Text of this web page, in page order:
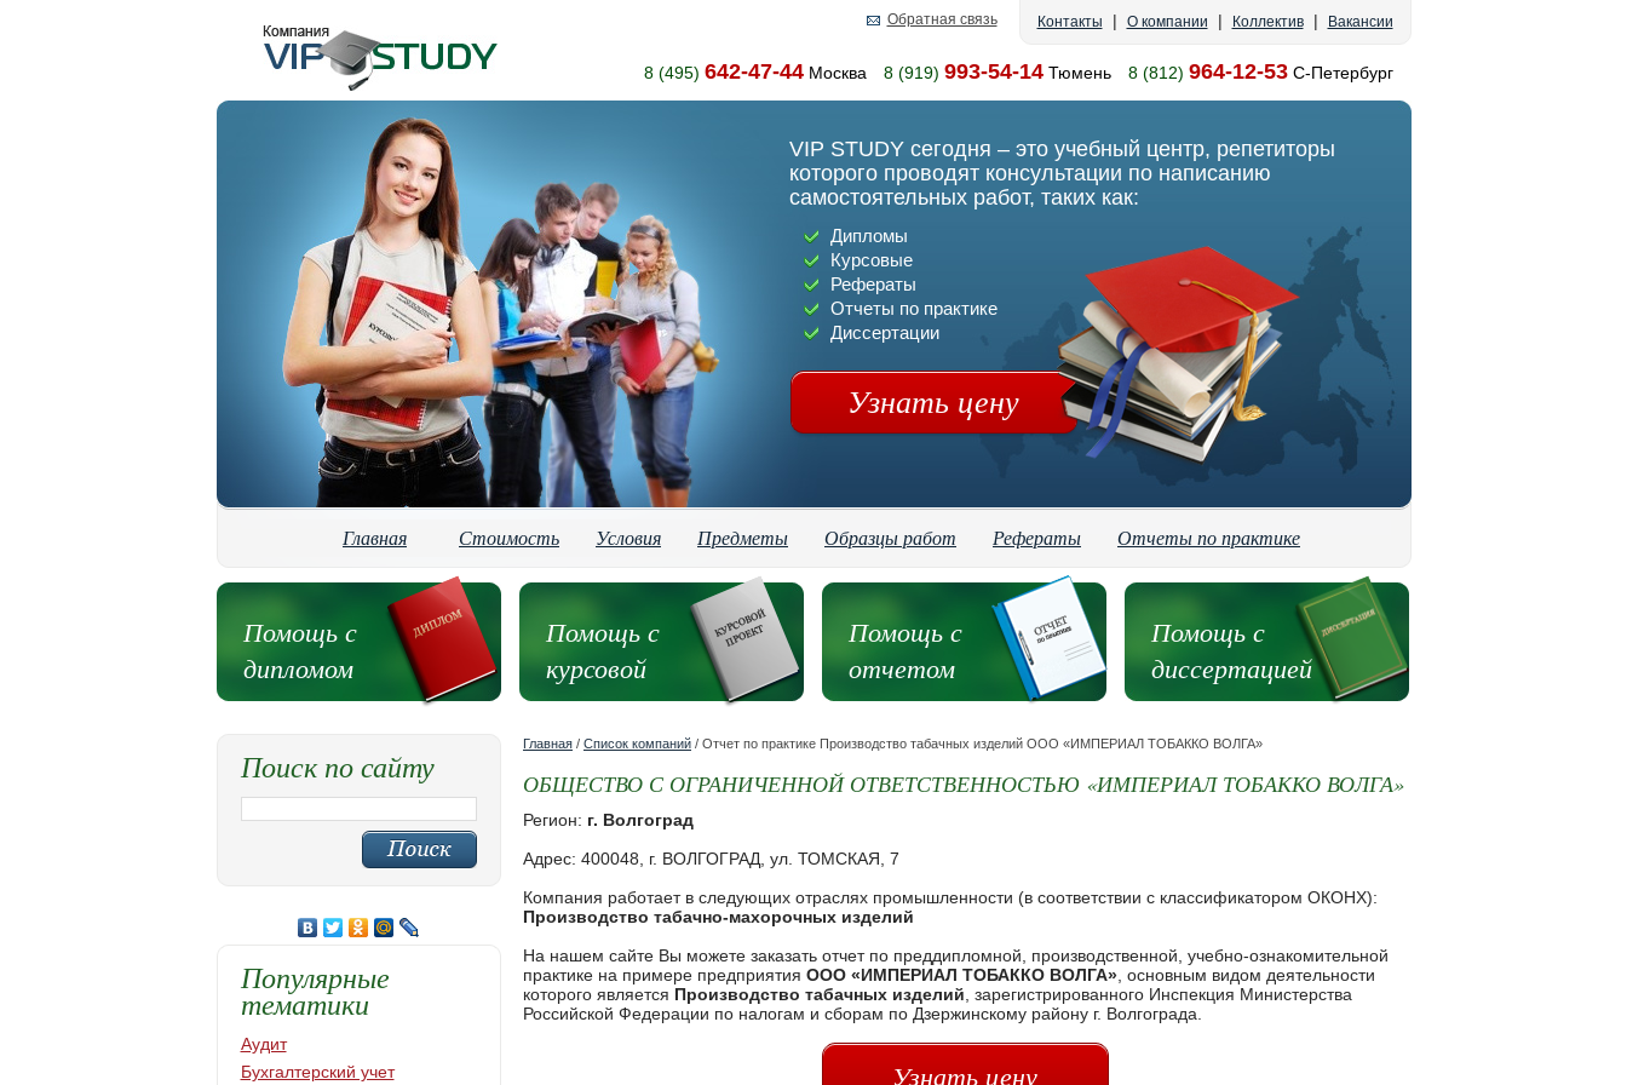
Контакты | О компании | Коллектив| Вакансии
Обратная связь
8 (495) 642-47-44Москва 8 (919) 993-54-14Тюмень 8 (812) 964-12-53С-Петербург
VIP STUDY сегодня – это учебный центр, репетиторы
которого проводят консультации по написанию
самостоятельных работ, таких как:
Дипломы
Курсовые
Рефераты
Отчеты по практике
Диссертации
Узнать цену
Главная Стоимость Условия Предметы Образцы работ Рефераты Отчеты по практике
Помощь с
дипломом
Помощь с
курсовой
Помощь с
отчетом
Помощь с
диссертацией
Главная / Список компаний / Отчет по практике Производство табачных изделий ООО «ИМПЕРИАЛ ТОБАККО ВОЛГА»
ОБЩЕСТВО С ОГРАНИЧЕННОЙ ОТВЕТСТВЕННОСТЬЮ «ИМПЕРИАЛ ТОБАККО ВОЛГА»
Регион: г. Волгоград
Адрес: 400048, г. ВОЛГОГРАД, ул. ТОМСКАЯ, 7
Компания работает в следующих отраслях промышленности (в соответствии с классификатором ОКОНХ):
Производство табачно-махорочных изделий
На нашем сайте Вы можете заказать отчет по преддипломной, производственной, учебно-ознакомительной
практике на примере предприятия ООО «ИМПЕРИАЛ ТОБАККО ВОЛГА» , основным видом деятельности
которого является Производство табачных изделий , зарегистрированного Инспекция Министерства
Российской Федерации по налогам и сборам по Дзержинскому району г. Волгограда.
Узнать цену
Поиск по сайту
Популярные
тематики
Аудит
Бухгалтерский учет